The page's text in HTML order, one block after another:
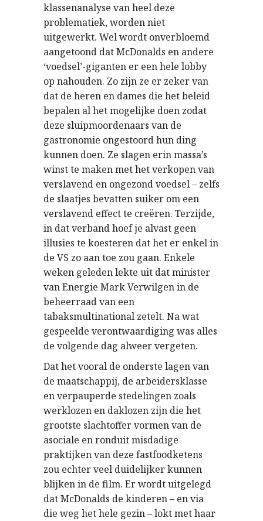
klassenanalyse van heel deze
problematiek, worden niet
uitgewerkt. Wel wordt onverbloemd
aangetoond dat McDonalds en andere
‘voedsel’-giganten er een hele lobby
op nahouden. Zo zijn ze er zeker van
dat de heren en dames die het beleid
bepalen al het mogelijke doen zodat
deze sluipmoordenaars van de
gastronomie ongestoord hun ding
kunnen doen. Ze slagen erin massa’s
winst te maken met het verkopen van
verslavend en ongezond voedsel – zelfs
de slaatjes bevatten suiker om een
verslavend effect te creëren. Terzijde,
in dat verband hoef je alvast geen
illusies te koesteren dat het er enkel in
de VS zo aan toe zou gaan. Enkele
weken geleden lekte uit dat minister
van Energie Mark Verwilgen in de
beheerraad van een
tabaksmultinational zetelt. Na wat
gespeelde verontwaardiging was alles
de volgende dag alweer vergeten.
Dat het vooral de onderste lagen van
de maatschappij, de arbeidersklasse
en verpauperde stedelingen zoals
werklozen en daklozen zijn die het
grootste slachtoffer vormen van de
asociale en ronduit misdadige
praktijken van deze fastfoodketens
zou echter veel duidelijker kunnen
blijken in de film. Er wordt uitgelegd
dat McDonalds de kinderen – en via
die weg het hele gezin – lokt met haar